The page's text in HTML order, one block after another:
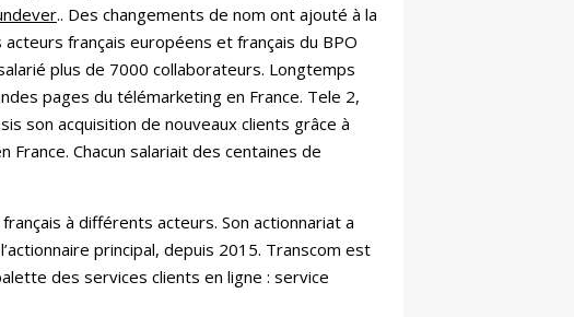
.. Des changements de nom ont ajouté à la
français européens et français du BPO
plus de 7000 collaborateurs. Longtemps
pages du télémarketing en France. Tele 2,
son acquisition de nouveaux clients grâce à
Chacun salariait des centaines de
à différents acteurs. Son actionnariat a
principal, depuis 2015. Transcom est
des services clients en ligne : service